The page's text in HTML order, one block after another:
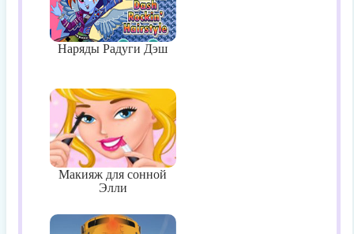
Наряды Радуги Дэш
Макияж для сонной
Элли